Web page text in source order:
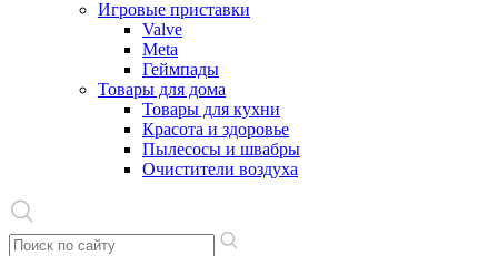
Игровые приставки
Valve
Meta
Геймпады
Товары для дома
Товары для кухни
Красота и здоровье
Пылесосы и швабры
Очистители воздуха